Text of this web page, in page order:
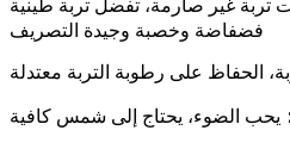
تربة غير صارمة، تفضل تربة طينية
فضفاضة وخصبة وجيدة التصريف
الحفاظ على رطوبة التربة معتدلة
يحب الضوء، يحتاج إلى شمس كافية